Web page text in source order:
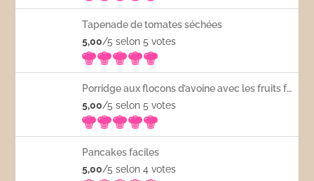
Tapenade de tomates séchées
5,00/5 selon 5votes
Porridge aux flocons d’avoine avec les fruits frais
5,00/5 selon 5votes
Pancakes faciles
5,00/5 selon 4votes